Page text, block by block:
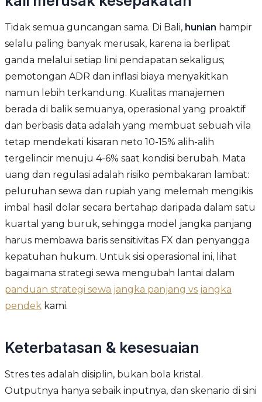
Tidak semua guncangan sama. Di Bali, hunian hampir
selalu paling banyak merusak, karena ia berlipat
ganda melalui setiap lini pendapatan sekaligus;
pemotongan ADR dan inflasi biaya menyakitkan
namun lebih terkandung. Kualitas manajemen
berada di balik semuanya, operasional yang proaktif
dan berbasis data adalah yang membuat sebuah vila
tetap mendekati kisaran neto 10-15% alih-alih
tergelincir menuju 4-6% saat kondisi berubah. Mata
uang dan regulasi adalah risiko pembakaran lambat:
peluruhan sewa dan rupiah yang melemah mengikis
imbal hasil dolar secara bertahap daripada dalam satu
kuartal yang buruk, sehingga model jangka panjang
harus membawa baris sensitivitas FX dan penyangga
kepatuhan hukum. Untuk sisi operasional ini, lihat
bagaimana strategi sewa mengubah lantai dalam
panduan strategi sewa jangka panjang vs jangka
pendek kami.
Keterbatasan & kesesuaian
Stres tes adalah disiplin, bukan bola kristal.
Outputnya hanya sebaik inputnya, dan skenario di sini